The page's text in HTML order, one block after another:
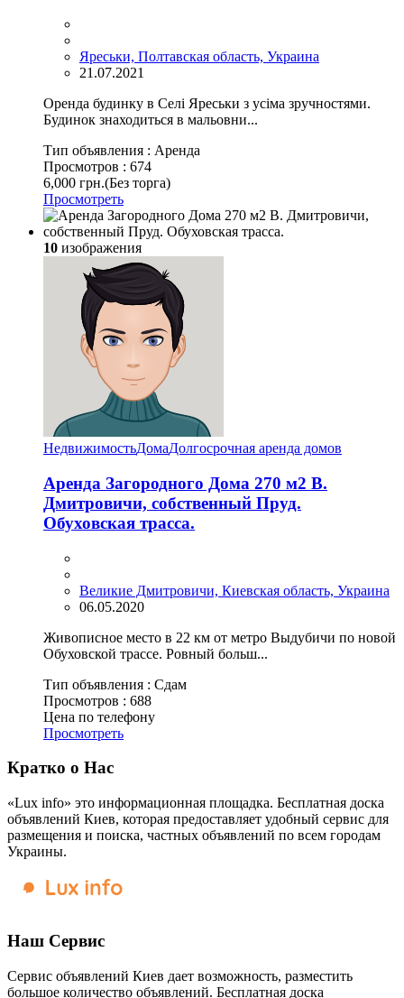
Яреськи, Полтавская область, Украина
21.07.2021
Оренда будинку в Селі Яреськи з усіма зручностями.
Будинок знаходиться в мальовни...
Тип объявления : Аренда
Просмотров : 674
6,000 грн.(Без торга)
Просмотреть
10 изображения
НедвижимостьДомаДолгосрочная аренда домов
Аренда Загородного Дома 270 м2 В.
Дмитровичи, собственный Пруд.
Обуховская трасса.
Великие Дмитровичи, Киевская область, Украина
06.05.2020
Живописное место в 22 км от метро Выдубичи по новой
Обуховской трассе. Ровный больш...
Тип объявления : Сдам
Просмотров : 688
Цена по телефону
Просмотреть
Кратко о Нас
«Lux info» это информационная площадка. Бесплатная доска
объявлений Киев, которая предоставляет удобный сервис для
размещения и поиска, частных объявлений по всем городам
Украины.
Наш Сервис
Сервис объявлений Киев дает возможность, разместить
большое количество объявлений. Бесплатная доска